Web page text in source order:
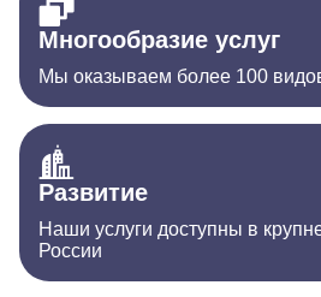
Многообразие услуг
Мы оказываем более 100
Развитие
Наши услуги доступны в
России